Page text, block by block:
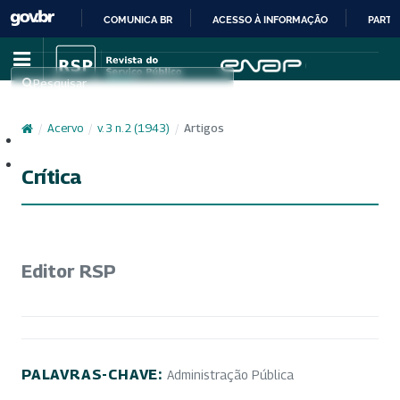
IR
PARA
CONTEÚDO
COMUNICA BR ACESSO À INFORMAÇÃO
Pesquisar
/ Acervo / v. 3 n. 2 (1943) / Artigos
Crítica
Editor RSP
PALAVRAS-CHAVE: Administração Pública